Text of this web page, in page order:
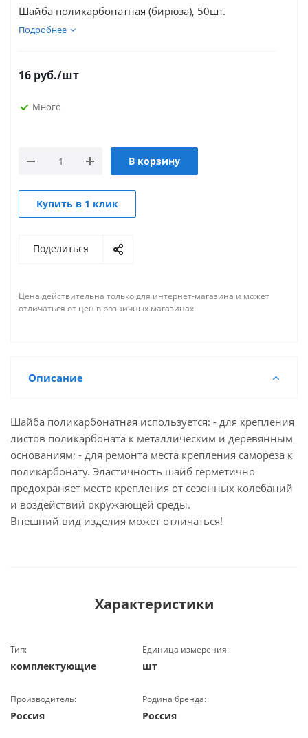
Шайба поликарбонатная (бирюза), 50шт.
Подробнее
16 руб./шт
Много
В корзину
Купить в 1 клик
Поделиться
Цена действительна только для интернет-магазина и может
отличаться от цен в розничных магазинах
Описание
Шайба поликарбонатная используется: - для крепления
листов поликарбоната к металлическим и деревянным
основаниям; - для ремонта места крепления самореза к
поликарбонату. Эластичность шайб герметично
предохраняет место крепления от сезонных колебаний
и воздействий окружающей среды.
Внешний вид изделия может отличаться!
Характеристики
Тип:
комплектующие
Единица измерения:
шт
Производитель:
Россия
Родина бренда:
Россия